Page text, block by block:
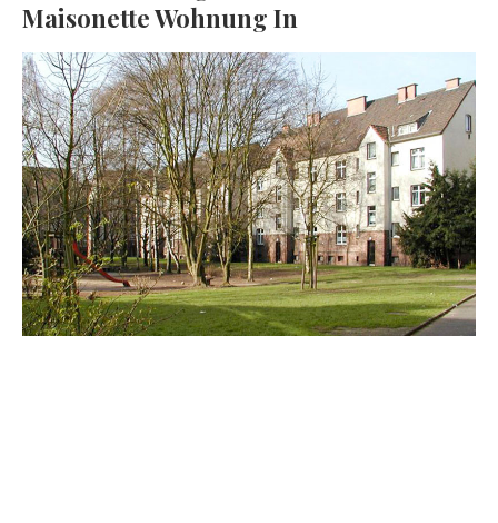
Maisonette Wohnung In